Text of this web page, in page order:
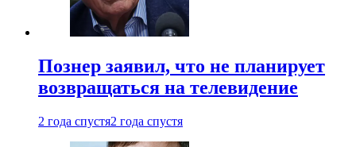
Познер заявил, что не планирует
возвращаться на телевидение
2 года спустя2 года спустя